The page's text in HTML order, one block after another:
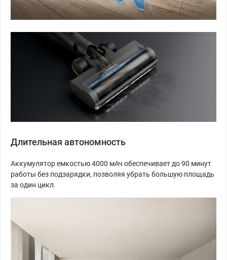
Длительная автономность
Аккумулятор емкостью 4000 мАч обеспечивает до 90 минут
работы без подзарядки, позволяя убрать большую площадь
за один цикл.